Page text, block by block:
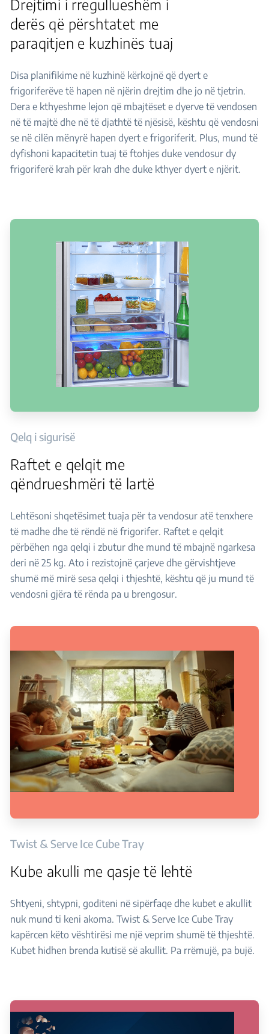
Drejtimi i rregullueshëm i
derës që përshtatet me
paraqitjen e kuzhinës tuaj
Disa planifikime në kuzhinë kërkojnë që dyert e
frigoriferëve të hapen në njërin drejtim dhe jo në tjetrin.
Dera e kthyeshme lejon që mbajtëset e dyerve të vendosen
në të majtë dhe në të djathtë të njësisë, kështu që vendosni
se në cilën mënyrë hapen dyert e frigoriferit. Plus, mund të
dyfishoni kapacitetin tuaj të ftohjes duke vendosur dy
frigoriferë krah për krah dhe duke kthyer dyert e njërit.
Qelq i sigurisë
Raftet e qelqit me
qëndrueshmëri të lartë
Lehtësoni shqetësimet tuaja për ta vendosur atë tenxhere
të madhe dhe të rëndë në frigorifer. Raftet e qelqit
përbëhen nga qelqi i zbutur dhe mund të mbajnë ngarkesa
deri në 25 kg. Ato i rezistojnë çarjeve dhe gërvishtjeve
shumë më mirë sesa qelqi i thjeshtë, kështu që ju mund të
vendosni gjëra të rënda pa u brengosur.
Twist & Serve Ice Cube Tray
Kube akulli me qasje të lehtë
Shtyeni, shtypni, goditeni në sipërfaqe dhe kubet e akullit
nuk mund ti keni akoma. Twist & Serve Ice Cube Tray
kapërcen këto vështirësi me një veprim shumë të thjeshtë.
Kubet hidhen brenda kutisë së akullit. Pa rrëmujë, pa bujë.